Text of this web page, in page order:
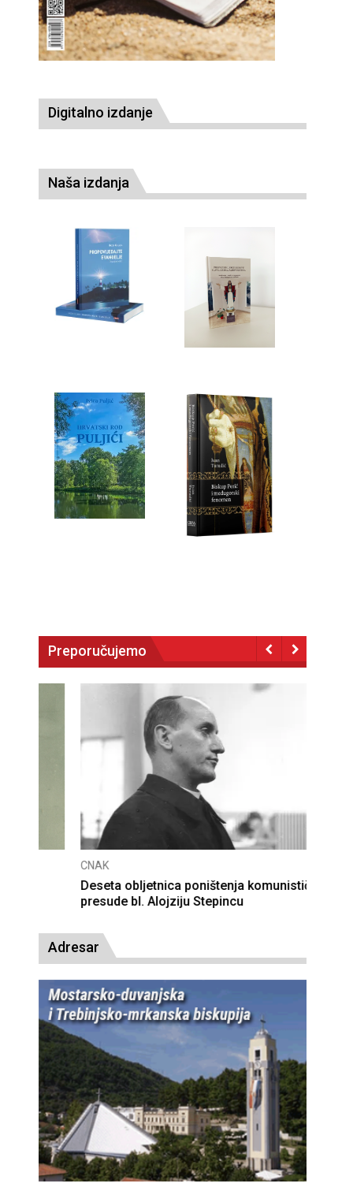
Digitalno izdanje
Naša izdanja
Preporučujemo
Deseta obljetnica poništenja komunističke
presude bl. Alojziju Stepincu
Adresar